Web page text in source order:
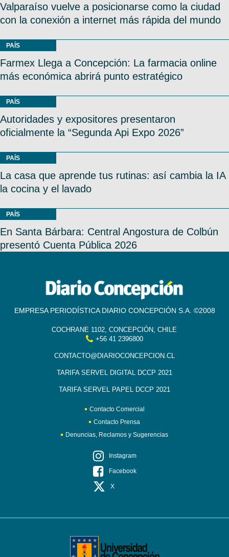
Valparaíso vuelve a posicionarse como la ciudad
con la conexión a internet más rápida del mundo
PAÍS
Farmex Llega a Concepción: La farmacia online
más económica abrirá punto estratégico
PAÍS
Autoridades y expositores presentaron
oficialmente la “Segunda Api Expo 2026”
PAÍS
La casa que aprende tus rutinas: así cambia la IA
la cocina y el lavado
PAÍS
En Santa Bárbara: Central Angostura de Colbún
presentó Cuenta Pública 2026
EMPRESA PERIODÍSTICA DIARIO CONCEPCIÓN S.A. ©2008
COCHRANE 1102, CONCEPCIÓN, CHILE
+56 41 2396800
CONTACTO@DIARIOCONCEPCION.CL
TARIFA SERVEL DIGITAL DCCP 2021
TARIFA SERVEL PAPEL DCCP 2021
Contacto Comercial
Contacto Prensa
Denuncias, Reclamos y Sugerencias
Instagram
Facebook
X